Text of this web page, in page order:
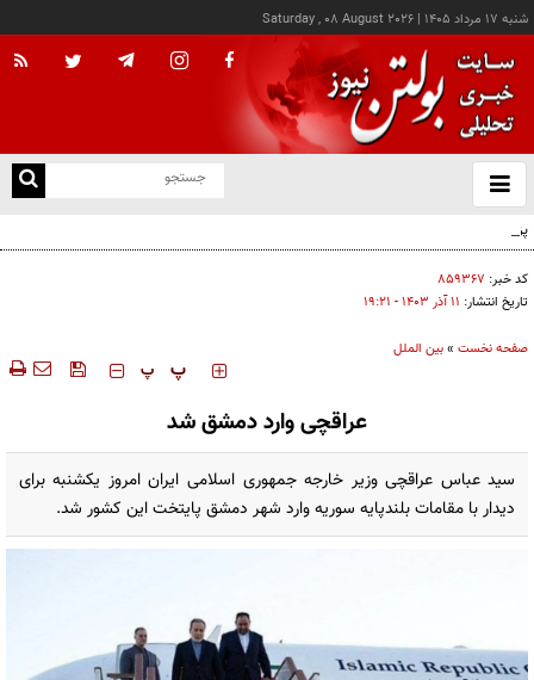
شنبه ۱۷ مرداد ۱۴۰۵ |
Saturday , 08 August 2026
باز
و
پزشکیان: خدمت بی‌منت و مشارکت مردمی، پایه حل مشکلات کشور است
کد خبر: ۸۵۹۳۶۷
تاریخ انتشار: ۱۱ آذر ۱۴۰۳ - ۱۹:۲۱
صفحه نخست »بین الملل
‍‍‍ پ پ
عراقچی وارد دمشق شد
سید عباس عراقچی وزیر خارجه جمهوری اسلامی ایران امروز یکشنبه برای
دیدار با مقامات بلندپایه سوریه وارد شهر دمشق پایتخت این کشور شد.